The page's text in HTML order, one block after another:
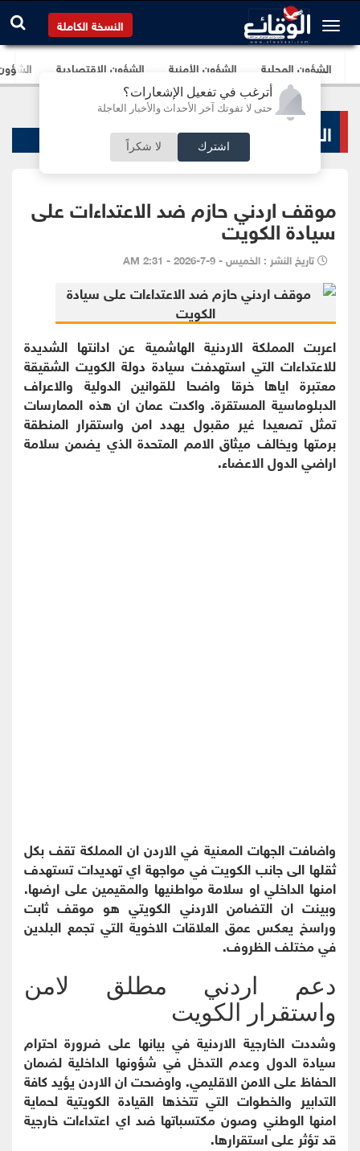
أترغب في تفعيل الإشعارات؟
حتى لا تفوتك آخر الأحداث والأخبار العاجلة
اشترك لا شكراً
النسخة الكاملة
الشؤون المحلية الشؤون الأمنية الشؤون الإقتصادية
الشؤون المحلية
موقف اردني حازم ضد الاعتداءات على
سيادة الكويت
تاريخ النشر : الخميس - 9-7-2026 - 2:31 AM
اعربت المملكة الاردنية الهاشمية عن ادانتها الشديدة
للاعتداءات التي استهدفت سيادة دولة الكويت الشقيقة
معتبرة اياها خرقا واضحا للقوانين الدولية والاعراف
الدبلوماسية المستقرة. واكدت عمان ان هذه الممارسات
تمثل تصعيدا غير مقبول يهدد امن واستقرار المنطقة
برمتها ويخالف ميثاق الامم المتحدة الذي يضمن سلامة
اراضي الدول الاعضاء.
واضافت الجهات المعنية في الاردن ان المملكة تقف بكل
ثقلها الى جانب الكويت في مواجهة اي تهديدات تستهدف
امنها الداخلي او سلامة مواطنيها والمقيمين على ارضها.
وبينت ان التضامن الاردني الكويتي هو موقف ثابت
وراسخ يعكس عمق العلاقات الاخوية التي تجمع البلدين
في مختلف الظروف.
دعم اردني مطلق لامن
واستقرار الكويت
وشددت الخارجية الاردنية في بيانها على ضرورة احترام
سيادة الدول وعدم التدخل في شؤونها الداخلية لضمان
الحفاظ على الامن الاقليمي. واوضحت ان الاردن يؤيد كافة
التدابير والخطوات التي تتخذها القيادة الكويتية لحماية
امنها الوطني وصون مكتسباتها ضد اي اعتداءات خارجية
قد تؤثر على استقرارها.